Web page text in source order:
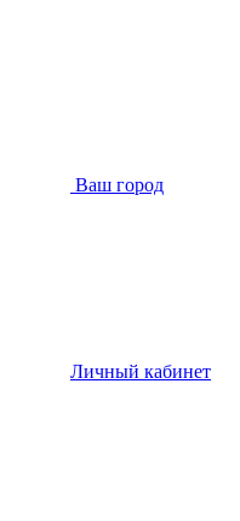
Ваш город
Личный кабинет